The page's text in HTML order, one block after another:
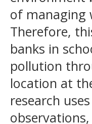
of managing
Therefore,
banks in
pollution
location at
research